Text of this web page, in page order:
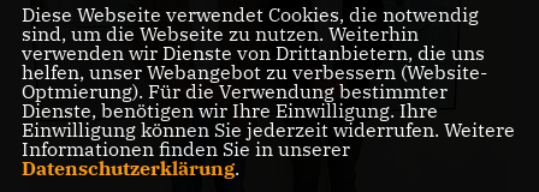
Diese Webseite verwendet Cookies, die notwendig
sind, um die Webseite zu nutzen. Weiterhin
verwenden wir Dienste von Drittanbietern, die uns
helfen, unser Webangebot zu verbessern (Website-
Optmierung). Für die Verwendung bestimmter
Dienste, benötigen wir Ihre Einwilligung. Ihre
Einwilligung können Sie jederzeit widerrufen. Weitere
Informationen finden Sie in unserer
Datenschutzerklärung.